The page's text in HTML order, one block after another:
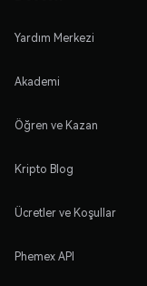
Yardım Merkezi
Akademi
Öğren ve Kazan
Kripto Blog
Ücretler ve Koşullar
Phemex API